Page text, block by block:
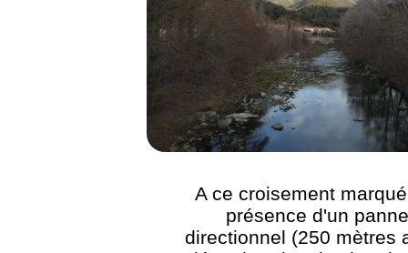
A ce croisement
présence d'un
directionnel (250 mètres